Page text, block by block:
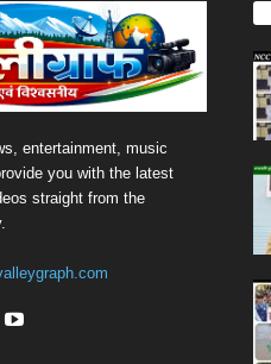
entertainment, music
you with the latest
straight from the